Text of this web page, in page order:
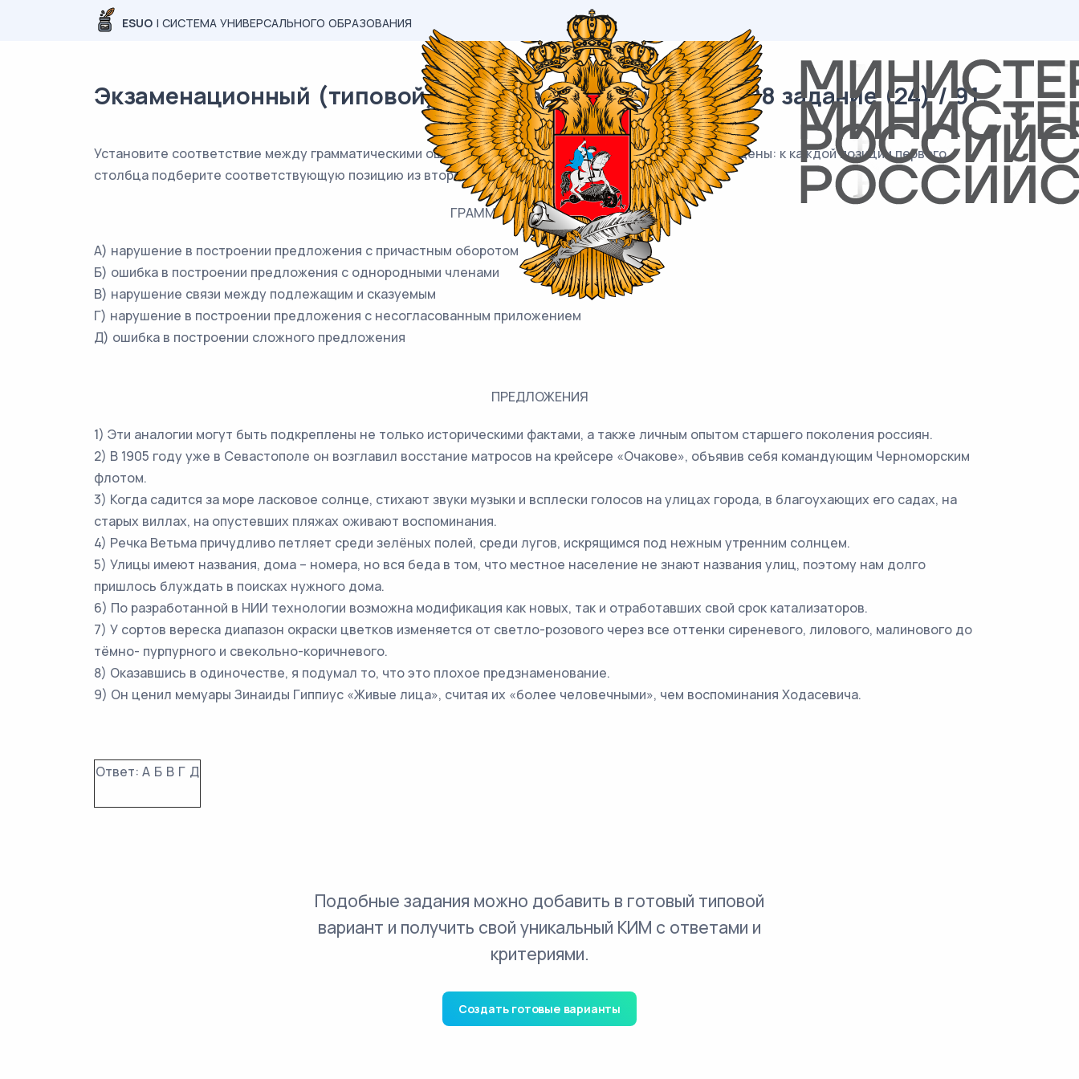
ESUO | СИСТЕМА УНИВЕРСАЛЬНОГО ОБРАЗОВАНИЯ
Экзаменационный (типовой) материал ЕГЭ / Русский / 08 задание (24) / 91
Установите соответствие между грамматическими ошибками и предложениями, в которых они допущены: к каждой позиции первого
столбца подберите соответствующую позицию из второго столбца.
ГРАММАТИЧЕСКИЕ ОШИБКИ
А) нарушение в построении предложения с причастным оборотом
Б) ошибка в построении предложения с однородными членами
В) нарушение связи между подлежащим и сказуемым
Г) нарушение в построении предложения с несогласованным приложением
Д) ошибка в построении сложного предложения
ПРЕДЛОЖЕНИЯ
1) Эти аналогии могут быть подкреплены не только историческими фактами, а также личным опытом старшего поколения россиян.
2) В 1905 году уже в Севастополе он возглавил восстание матросов на крейсере «Очакове», объявив себя командующим Черноморским
флотом.
3) Когда садится за море ласковое солнце, стихают звуки музыки и всплески голосов на улицах города, в благоухающих его садах, на
старых виллах, на опустевших пляжах оживают воспоминания.
4) Речка Ветьма причудливо петляет среди зелёных полей, среди лугов, искрящимся под нежным утренним солнцем.
5) Улицы имеют названия, дома – номера, но вся беда в том, что местное население не знают названия улиц, поэтому нам долго
пришлось блуждать в поисках нужного дома.
6) По разработанной в НИИ технологии возможна модификация как новых, так и отработавших свой срок катализаторов.
7) У сортов вереска диапазон окраски цветков изменяется от светло-розового через все оттенки сиреневого, лилового, малинового до
тёмно- пурпурного и свекольно-коричневого.
8) Оказавшись в одиночестве, я подумал то, что это плохое предзнаменование.
9) Он ценил мемуары Зинаиды Гиппиус «Живые лица», считая их «более человечными», чем воспоминания Ходасевича.
Ответ: А Б В Г Д
Подобные задания можно добавить в готовый типовой
вариант и получить свой уникальный КИМ с ответами и
критериями.
Создать готовые варианты